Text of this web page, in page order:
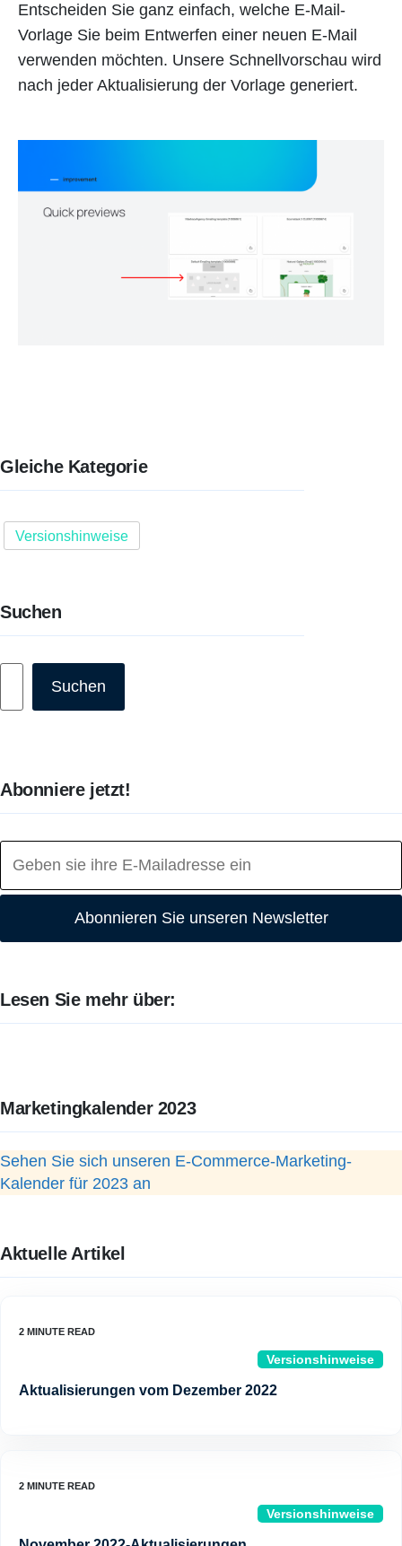
Entscheiden Sie ganz einfach, welche E-Mail-
Vorlage Sie beim Entwerfen einer neuen E-Mail
verwenden möchten. Unsere Schnellvorschau wird
nach jeder Aktualisierung der Vorlage generiert.
Gleiche Kategorie
Versionshinweise
Suchen
Suchen
Abonniere jetzt!
Abonnieren Sie unseren Newsletter
Lesen Sie mehr über:
Marketingkalender 2023
Sehen Sie sich unseren E-Commerce-Marketing-
Kalender für 2023 an
Aktuelle Artikel
Versionshinweise
Aktualisierungen vom Dezember 2022
Versionshinweise